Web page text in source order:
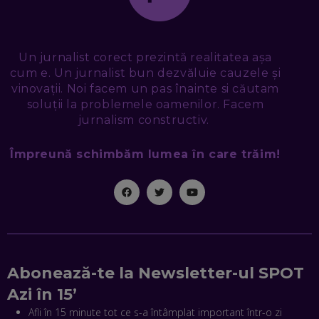
PUȘCĂ” LA NOI. ÎN CE DEȘERT SE CONSTRUIEȘTE CEL MAI
MARE „ORAȘ COGNITIV” DIN ISTORIE
EP. 47
NICOLAE ȚIBRIGAN, DIGITAL FORENSIC TEAM: CUM ÎȚI DAI
SEAMA CĂ CINEVA ÎNCEARCĂ SĂ TE MANIPULEZE, ONLINE.
EP. 46
MIHAI CEPOI, JOBFUL: SCHIMBĂM MODUL ÎN CARE APLICI
LA JOB! CUM DEMONSTREZI ABILITĂȚI ȘI CÂȘTIGI PREMII
TEHNOLOGIA SĂ FACI SPORT, SĂ FII MAI COMPETITIV ȘI SĂ
CÂȘTIGI
EP. 44
Un jurnalist corect prezintă realitatea așa
cum e. Un jurnalist bun dezvăluie cauzele și
vinovații. Noi facem un pas înainte si căutam
soluții la problemele oamenilor. Facem
jurnalism constructiv.
Împreună schimbăm lumea în care trăim!
Abonează-te la Newsletter-ul SPOT
Azi în 15’
Afli în 15 minute tot ce s-a întâmplat important într-o zi